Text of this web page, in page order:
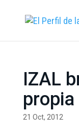
IZAL
propia
21 Oct, 2012